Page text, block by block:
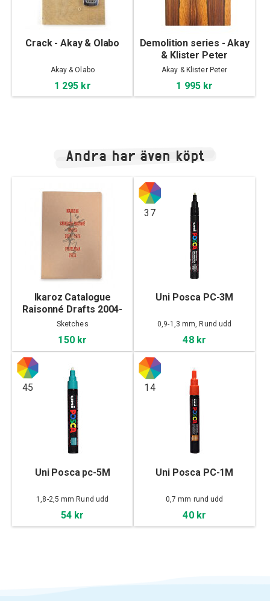
Crack - Akay & Olabo
Akay & Olabo
1 295 kr
Demolition series - Akay
& Klister Peter
Akay & Klister Peter
1 995 kr
Andra har även köpt
Ikaroz Catalogue
Raisonné Drafts 2004-
2026
Sketches
150 kr
37
Uni Posca PC-3M
0,9-1,3 mm, Rund udd
48 kr
45
Uni Posca pc-5M
1,8-2,5 mm Rund udd
54 kr
14
Uni Posca PC-1M
0,7 mm rund udd
40 kr